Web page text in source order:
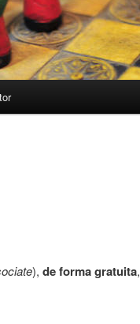
), de forma gratuita,